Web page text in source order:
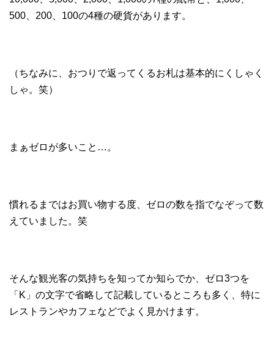
500、200、100の4種の硬貨があります。
（ちなみに、おつりで返ってくるお札は基本的にくしゃく
しゃ。笑）
まぁゼロが多いこと…。
慣れるまではお買い物する度、ゼロの数を指でなぞって数
えていました。笑
そんな観光客の気持ちを知ってか知らでか、ゼロ3つを
「K」の文字で省略して記載しているところも多く、特に
レストランやカフェなどでよく見かけます。